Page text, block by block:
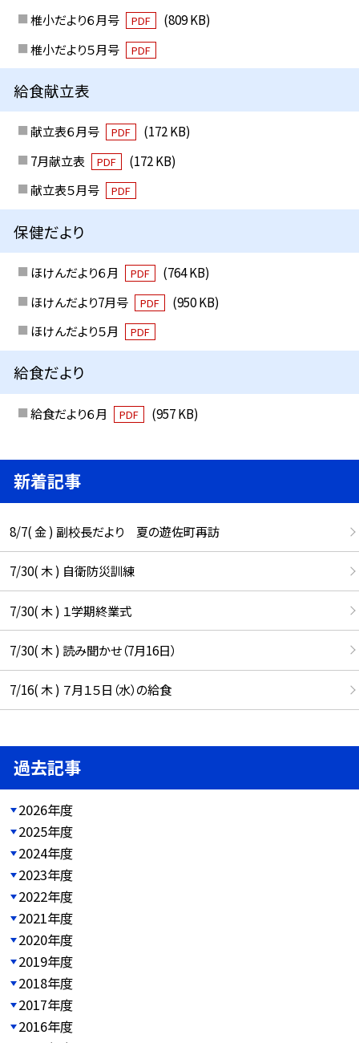
椎小だより６月号
PDF
(809 KB)
椎小だより５月号
PDF
給食献立表
献立表６月号 PDF
(172 KB)
7月献立表
PDF
(172 KB)
献立表５月号
PDF
保健だより
ほけんだより６月 PDF
(764 KB)
ほけんだより7月号
PDF
(950 KB)
ほけんだより５月
PDF
給食だより
給食だより６月 PDF (957 KB)
新着記事
8/7( 金 ) 副校長だより 夏の遊佐町再訪
7/30( 木 ) 自衛防災訓練
7/30( 木 ) １学期終業式
7/30( 木 ) 読み聞かせ（7月16日）
7/16( 木 ) ７月１５日（水）の給食
過去記事
2026年度
2025年度
2024年度
2023年度
2022年度
2021年度
2020年度
2019年度
2018年度
2017年度
2016年度